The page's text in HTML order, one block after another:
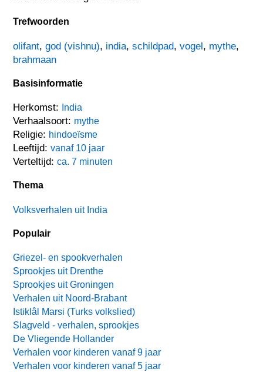
Trefwoorden
olifant,god (vishnu), india,schildpad,vogel, mythe,
brahmaan
Basisinformatie
Herkomst: India
Verhaalsoort: mythe
Religie: hindoeïsme
Leeftijd:vanaf 10 jaar
Verteltijd:ca. 7 minuten
Thema
Volksverhalen uit India
Populair
Griezel- en spookverhalen
Sprookjes uit Drenthe
Sprookjes uit Groningen
Verhalen uit Noord-Brabant
Istiklâl Marsi (Turks volkslied)
Slagveld - verhalen, sprookjes
De Vliegende Hollander
Verhalen voor kinderen vanaf 9 jaar
Verhalen voor kinderen vanaf 5 jaar